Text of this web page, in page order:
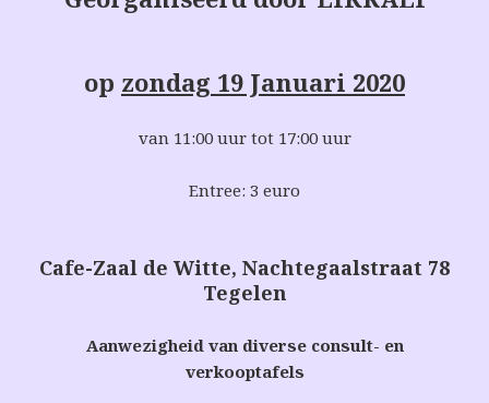
op zondag 19 Januari 2020
van 11:00 uur tot 17:00 uur
Entree: 3 euro
Cafe-Zaal de Witte, Nachtegaalstraat 78
Tegelen
Aanwezigheid van diverse consult- en
verkooptafels